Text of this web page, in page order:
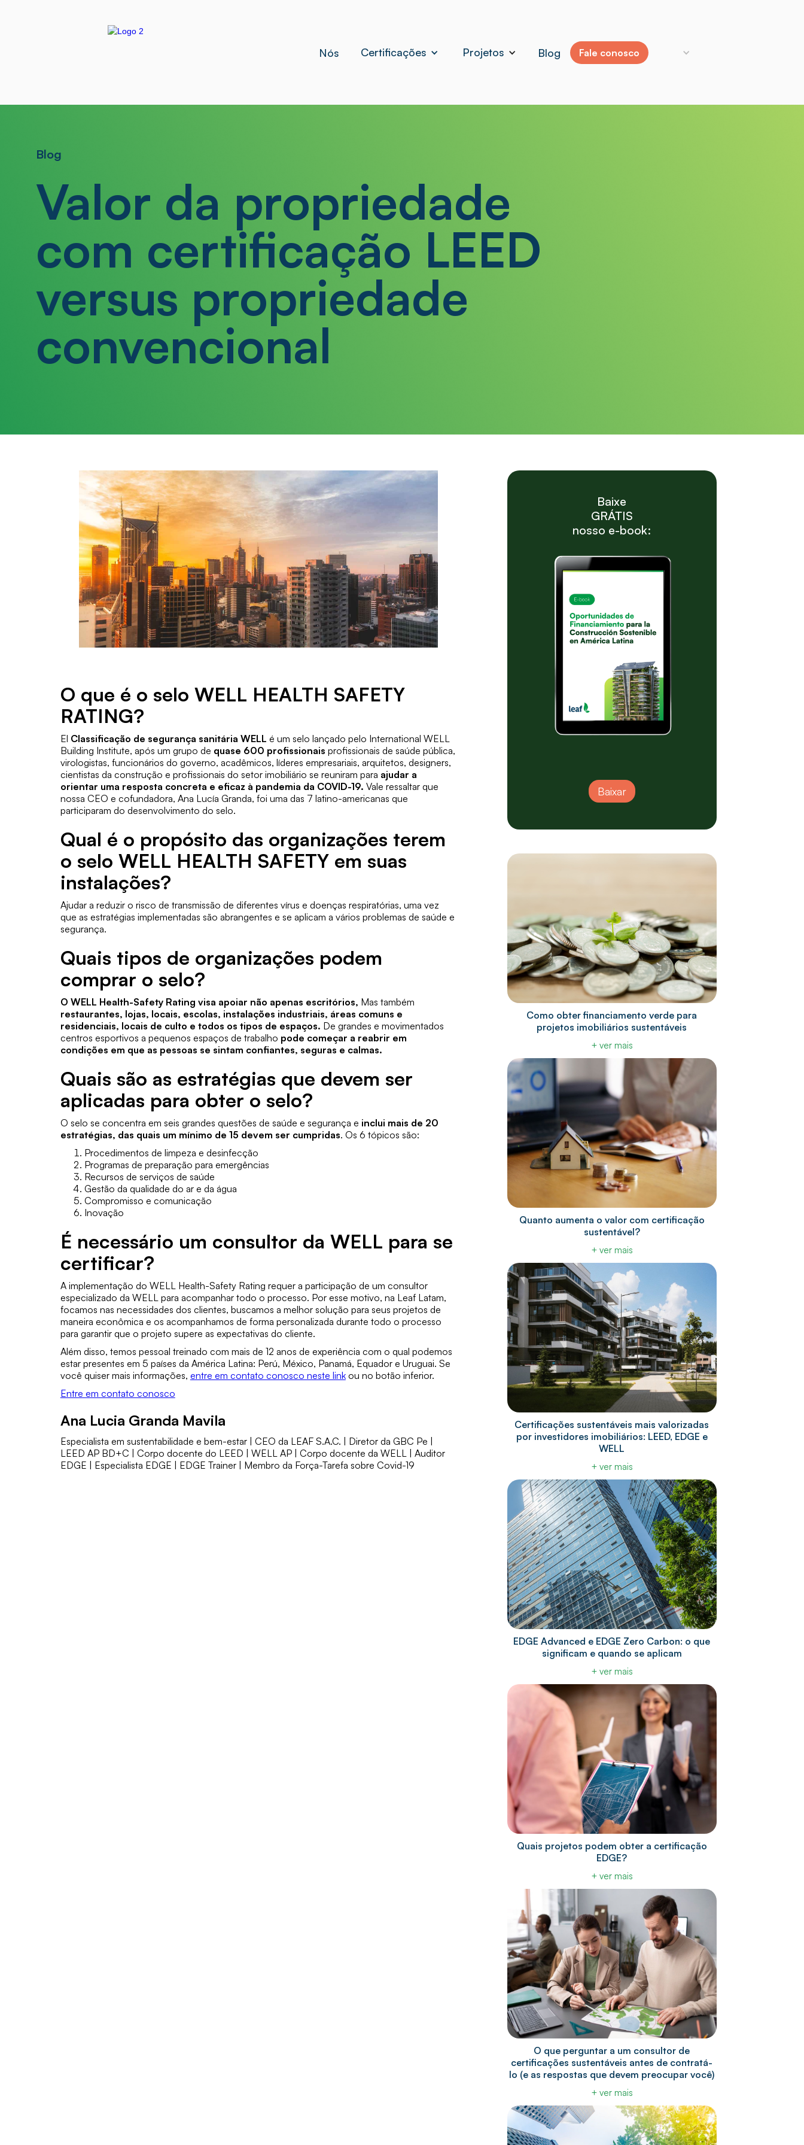
Nós Certificações Projetos Blog Fale conosco
Blog
Valor da propriedade
com certificação LEED
versus propriedade
convencional
O que é o selo WELL HEALTH SAFETY
RATING?
El Classificação de segurança sanitária WELL é um selo lançado pelo International WELL
Building Institute, após um grupo de quase 600 profissionais profissionais de saúde pública,
virologistas, funcionários do governo, acadêmicos, líderes empresariais, arquitetos, designers,
cientistas da construção e profissionais do setor imobiliário se reuniram para ajudar a
orientar uma resposta concreta e eficaz à pandemia da COVID-19. Vale ressaltar que
nossa CEO e cofundadora, Ana Lucía Granda, foi uma das 7 latino-americanas que
participaram do desenvolvimento do selo.
Qual é o propósito das organizações terem
o selo WELL HEALTH SAFETY em suas
instalações?
Ajudar a reduzir o risco de transmissão de diferentes vírus e doenças respiratórias, uma vez
que as estratégias implementadas são abrangentes e se aplicam a vários problemas de saúde e
segurança.
Quais tipos de organizações podem
comprar o selo?
O WELL Health-Safety Rating visa apoiar não apenas escritórios, Mas também
restaurantes, lojas, locais, escolas, instalações industriais, áreas comuns e
residenciais, locais de culto e todos os tipos de espaços. De grandes e movimentados
centros esportivos a pequenos espaços de trabalho pode começar a reabrir em
condições em que as pessoas se sintam confiantes, seguras e calmas.
Quais são as estratégias que devem ser
aplicadas para obter o selo?
O selo se concentra em seis grandes questões de saúde e segurança e inclui mais de 20
estratégias, das quais um mínimo de 15 devem ser cumpridas. Os 6 tópicos são:
Procedimentos de limpeza e desinfecção
Programas de preparação para emergências
Recursos de serviços de saúde
Gestão da qualidade do ar e da água
Compromisso e comunicação
Inovação
É necessário um consultor da WELL para se
certificar?
A implementação do WELL Health-Safety Rating requer a participação de um consultor
especializado da WELL para acompanhar todo o processo. Por esse motivo, na Leaf Latam,
focamos nas necessidades dos clientes, buscamos a melhor solução para seus projetos de
maneira econômica e os acompanhamos de forma personalizada durante todo o processo
para garantir que o projeto supere as expectativas do cliente.
Além disso, temos pessoal treinado com mais de 12 anos de experiência com o qual podemos
estar presentes em 5 países da América Latina: Perú, México, Panamá, Equador e Uruguai. Se
você quiser mais informações, entre em contato conosco neste linkou no botão inferior.
Entre em contato conosco
Ana Lucia Granda Mavila
Especialista em sustentabilidade e bem-estar | CEO da LEAF S.A.C. | Diretor da GBC Pe |
LEED AP BD+C | Corpo docente do LEED | WELL AP | Corpo docente da WELL | Auditor
EDGE | Especialista EDGE | EDGE Trainer | Membro da Força-Tarefa sobre Covid-19
Baixe
GRÁTIS
nosso e-book:
Baixar
Como obter financiamento verde para
projetos imobiliários sustentáveis
+ ver mais
Quanto aumenta o valor com certificação
sustentável?
+ ver mais
Certificações sustentáveis mais valorizadas
por investidores imobiliários: LEED, EDGE e
WELL
+ ver mais
EDGE Advanced e EDGE Zero Carbon: o que
significam e quando se aplicam
+ ver mais
Quais projetos podem obter a certificação
EDGE?
+ ver mais
O que perguntar a um consultor de
certificações sustentáveis antes de contratá-
lo (e as respostas que devem preocupar você)
+ ver mais